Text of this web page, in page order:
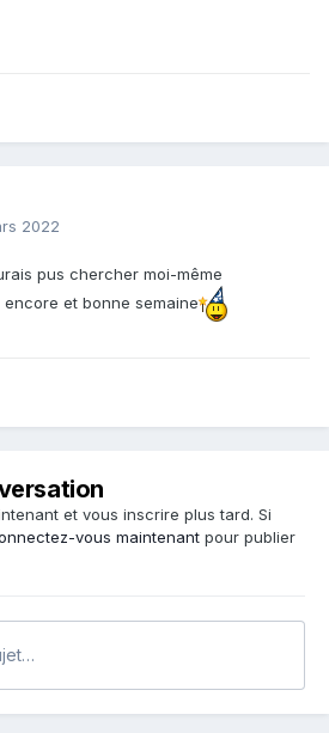
2022
pus chercher moi-même
encore et bonne semaine
et vous inscrire plus tard. Si
vous maintenant pour publier